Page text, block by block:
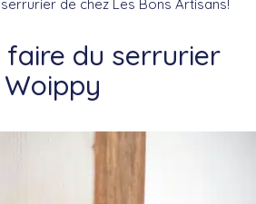
de chez Les Bons Artisans!
faire du serrurier
Woippy